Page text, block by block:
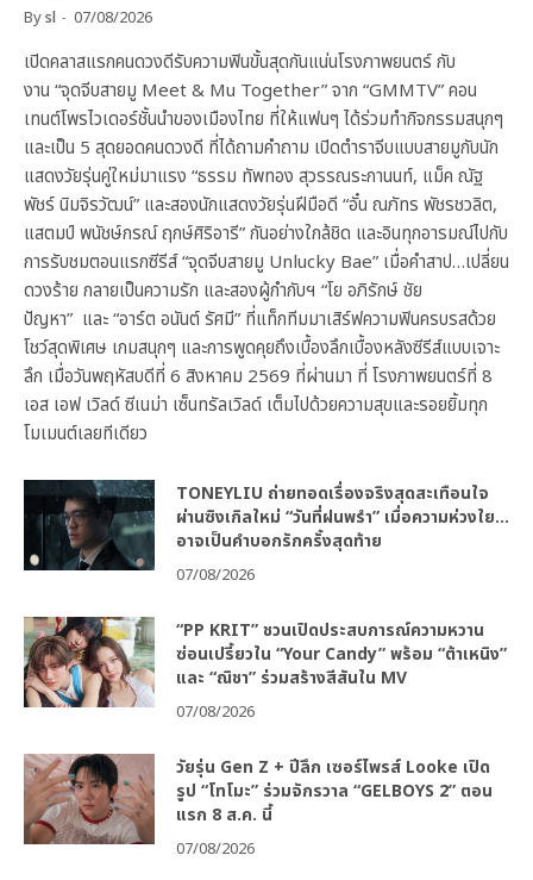
Bysl 07/08/2026
เปิดคลาสแรกคนดวงดีรับความฟินขั้นสุดกันแน่นโรงภาพยนตร์ กับ
งาน “จุดจีบสายมู Meet & Mu Together” จาก “GMMTV” คอน
เทนต์โพรไวเดอร์ชั้นนำของเมืองไทย ที่ให้แฟนๆ ได้ร่วมทำกิจกรรมสนุกๆ
และเป็น 5 สุดยอดคนดวงดี ที่ได้ถามคำถาม เปิดตำราจีบแบบสายมูกับนัก
แสดงวัยรุ่นคู่ใหม่มาแรง “ธรรม ทัพทอง สุวรรณระกานนท์, แม็ค ณัฐ
พัชร์ นิมจิรวัฒน์” และสองนักแสดงวัยรุ่นฝีมือดี “อั๋น ณภัทร พัชรชวลิต,
แสตมป์ พนัชษ์กรณ์ ฤกษ์ศิริอารี” กันอย่างใกล้ชิด และอินทุกอารมณ์ไปกับ
การรับชมตอนแรกซีรีส์ “จุดจีบสายมู Unlucky Bae” เมื่อคำสาป…เปลี่ยน
ดวงร้าย กลายเป็นความรัก และสองผู้กำกับฯ “โย อภิรักษ์ ชัย
ปัญหา” และ “อาร์ต อนันต์ รัศมี” ที่แท็กทีมมาเสิร์ฟความฟินครบรสด้วย
โชว์สุดพิเศษ เกมสนุกๆ และการพูดคุยถึงเบื้องลึกเบื้องหลังซีรีส์แบบเจาะ
ลึก เมื่อวันพฤหัสบดีที่ 6 สิงหาคม 2569 ที่ผ่านมา ที่ โรงภาพยนตร์ที่ 8
เอส เอฟ เวิลด์ ซีเนม่า เซ็นทรัลเวิลด์ เต็มไปด้วยความสุขและรอยยิ้มทุก
โมเมนต์เลยทีเดียว
TONEYLIU ถ่ายทอดเรื่องจริงสุดสะเทือนใจ
ผ่านซิงเกิลใหม่ “วันที่ฝนพรำ” เมื่อความห่วงใย…
อาจเป็นคำบอกรักครั้งสุดท้าย
07/08/2026
“PP KRIT” ชวนเปิดประสบการณ์ความหวาน
ซ่อนเปรี้ยวใน “Your Candy” พร้อม “ต้าเหนิง”
และ “ณิชา” ร่วมสร้างสีสันใน MV
07/08/2026
วัยรุ่น Gen Z + ปีลึก เซอร์ไพรส์ Looke เปิด
รูป “โทโมะ” ร่วมจักรวาล “GELBOYS 2” ตอน
แรก 8 ส.ค. นี้
07/08/2026